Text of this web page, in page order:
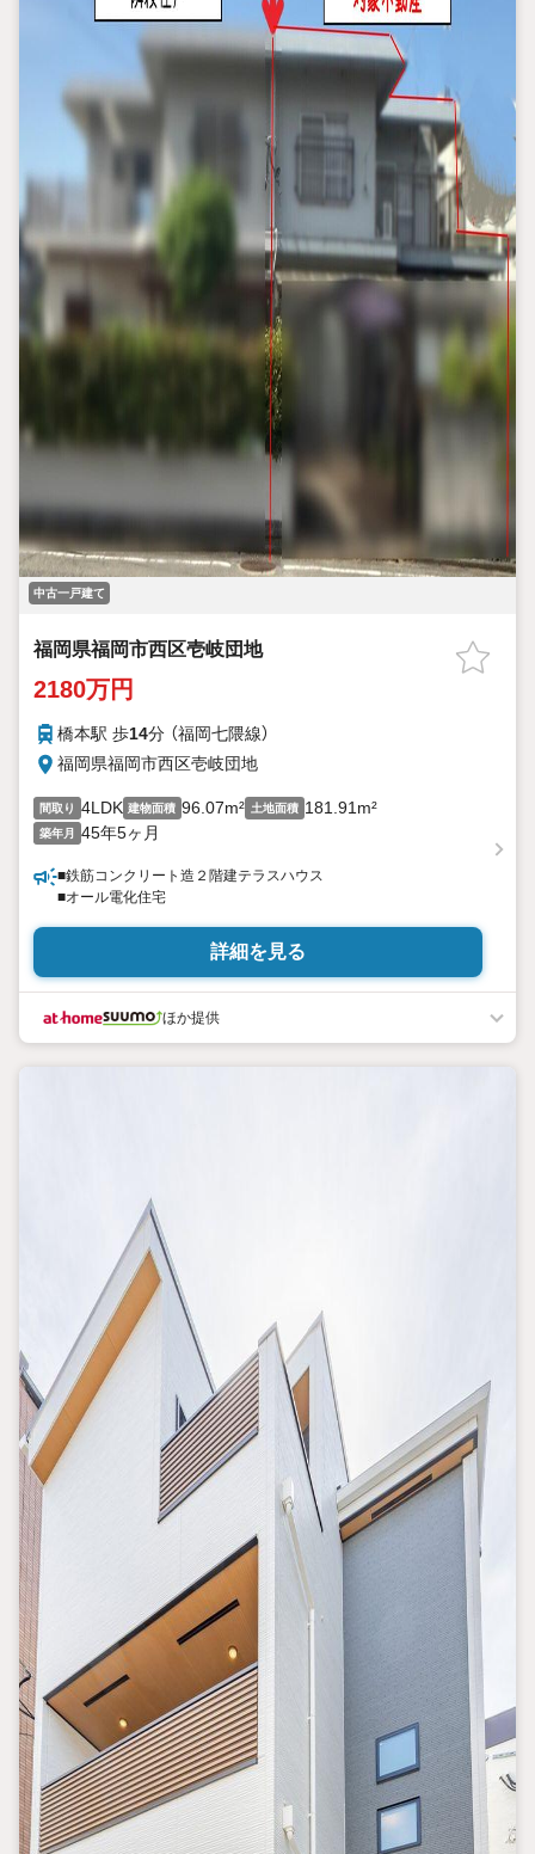
ご検討のお客様へ
現地のご案内可能でございます。
営業時間 午前10時00分午後6時30分 （定休日:火曜日、水曜日）
この時間帯はお電話でのお問い合わせがスムーズにご案内できま
す。
上記スケジュール以外でもご案内可能でございます。
無料駐車スペースやキッズスペースもありますのでお子様も一緒
にご来店ください！
まずはお気軽にお問い合わせください
中古一戸建て
福岡県福岡市西区壱岐団地
2180万円
橋本駅 歩14分 （福岡七隈線）
福岡県福岡市西区壱岐団地
間取り 4LDK 建物面積 96.07m² 土地面積 181.91m²
築年月 45年5ヶ月
■鉄筋コンクリート造２階建テラスハウス
■オール電化住宅
詳細を見る
ほか提供